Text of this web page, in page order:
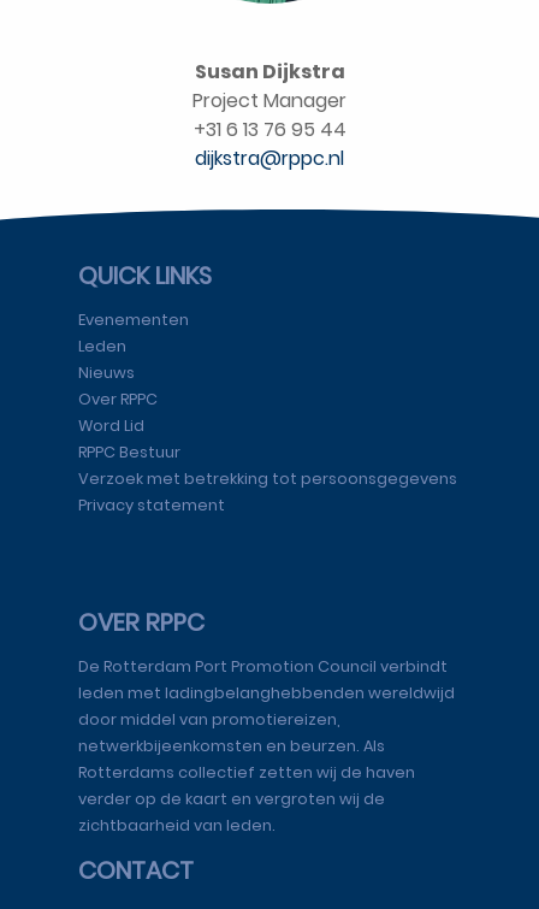
Susan Dijkstra
Project Manager
+31 6 13 76 95 44
dijkstra@rppc.nl
QUICK LINKS
Evenementen
Leden
Nieuws
Over RPPC
Word Lid
RPPC Bestuur
Verzoek met betrekking tot persoonsgegevens
Privacy statement
OVER RPPC
De Rotterdam Port Promotion Council verbindt
leden met ladingbelanghebbenden wereldwijd
door middel van promotiereizen,
netwerkbijeenkomsten en beurzen. Als
Rotterdams collectief zetten wij de haven
verder op de kaart en vergroten wij de
zichtbaarheid van leden.
CONTACT